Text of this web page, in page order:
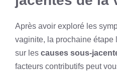
Après avoir exploré les
vaginite, la prochaine étape
sur les causes sous-
facteurs contributifs peut